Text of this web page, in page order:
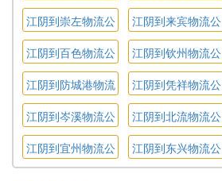
司
司
江阴到崇左物流公
司
江阴到来宾物流公
司
江阴到百色物流公
司
江阴到钦州物流公
司
江阴到防城港物流
公司
江阴到凭祥物流公
司
江阴到岑溪物流公
司
江阴到北流物流公
司
江阴到宜州物流公
司
江阴到东兴物流公
司